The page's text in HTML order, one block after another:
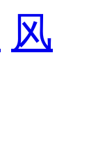
风